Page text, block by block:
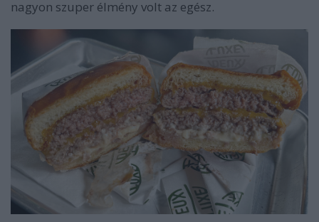
nagyon szuper élmény volt az egész.